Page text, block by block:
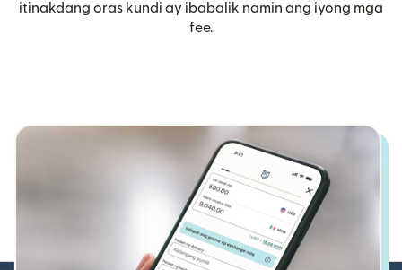
itinakdang oras kundi ay ibabalik namin ang iyong mga
fee.